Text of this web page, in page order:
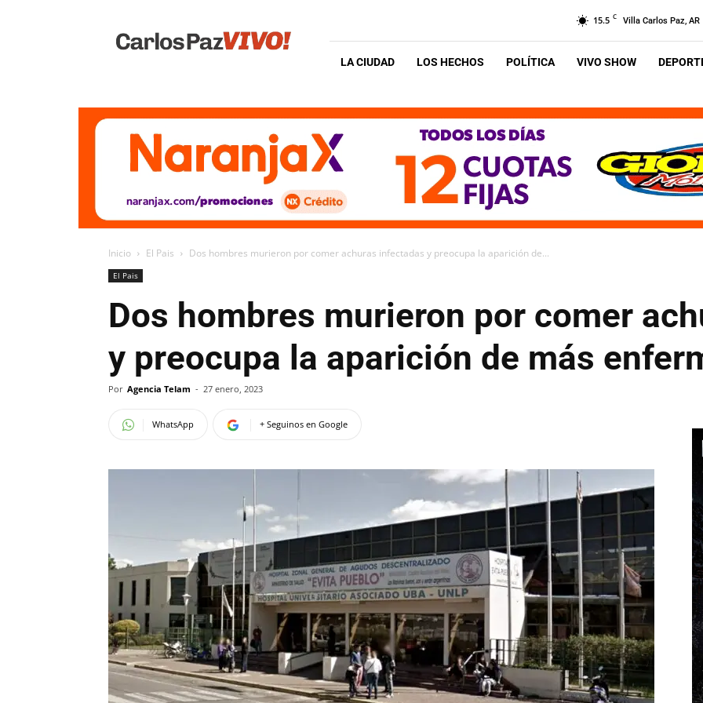
Vivo
15.5 C Villa Carlos Paz, AR
LA CIUDAD LOS HECHOS POLÍTICA VIVO SHOW
Inicio El Pais Dos hombres murieron por comer achuras infectadas y preocupa la aparición de...
El Pais
Dos hombres murieron por comer
y preocupa la aparición de más
Por Agencia Telam - 27 enero, 2023
WhatsApp + Seguinos en Google